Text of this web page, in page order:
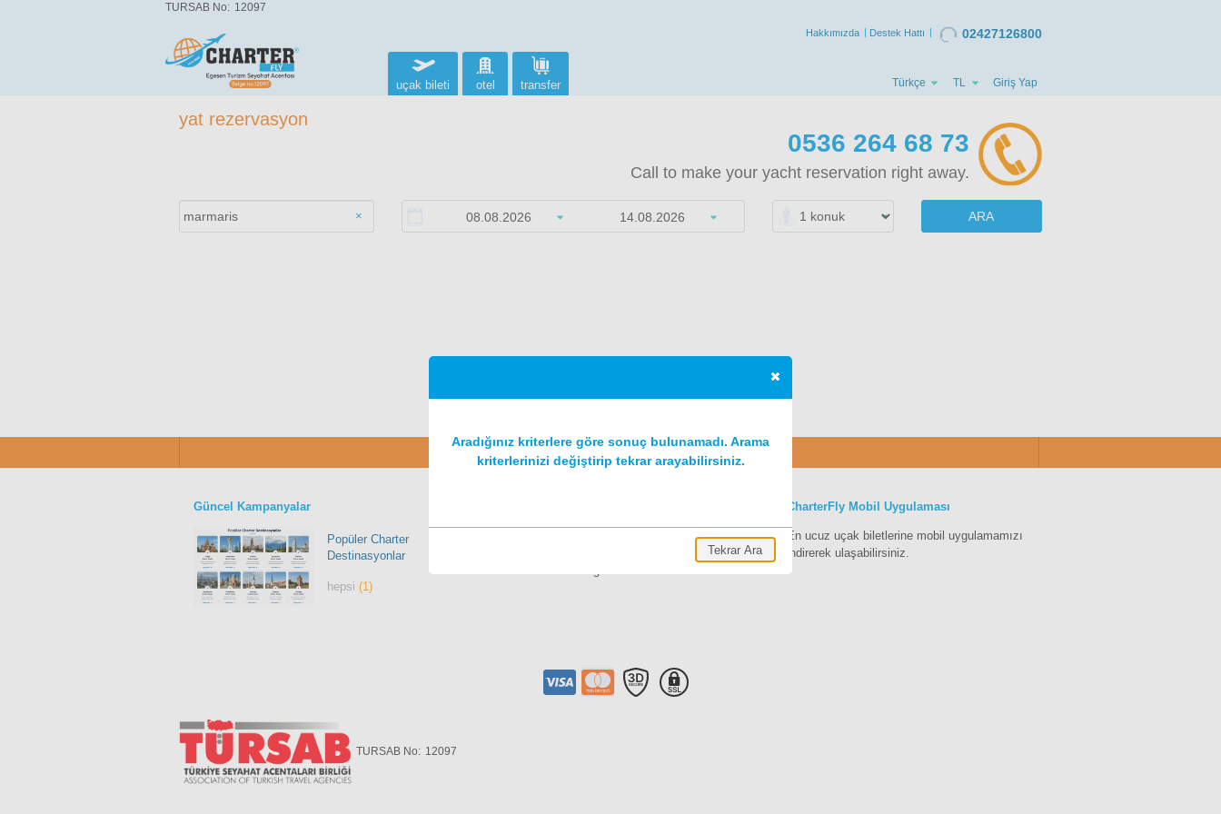
TURSAB No: 12097
Hakkımızda Destek Hattı 02427126800
uçak bileti otel transfer Türkçe TL Giriş Yap
yat rezervasyon
0536 264 68 73
Call to make your yacht reservation right away.
× ARA
Güncel Kampanyalar
Popüler Charter
Destinasyonlar
hepsi(1)
En uygun uçak biletini bulun, rezerve edin,
satın alın. Yurt içi ve yurt dışı en ucuz uçak
CharterFly Mobil Uygulaması
En ucuz uçak biletlerine mobil uygulamamızı
indirerek ulaşabilirsiniz.
TURSAB No: 12097
Aradığınız kriterlere göre sonuç bulunamadı. Arama
kriterlerinizi değiştirip tekrar arayabilirsiniz.
Tekrar Ara